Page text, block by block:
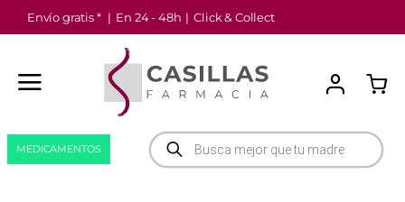
Saltar
al
Envío gratis * | En 24 - 48h | Click & Collect
Búsqueda
de
productos
MEDICAMENTOS